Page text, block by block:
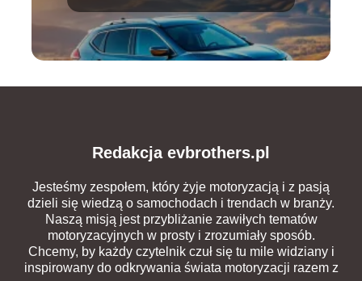
Redakcja evbrothers.pl
Jesteśmy zespołem, który żyje motoryzacją i z pasją
dzieli się wiedzą o samochodach i trendach w branży.
Naszą misją jest przybliżanie zawiłych tematów
motoryzacyjnych w prosty i zrozumiały sposób.
Chcemy, by każdy czytelnik czuł się tu mile widziany i
inspirowany do odkrywania świata motoryzacji razem z